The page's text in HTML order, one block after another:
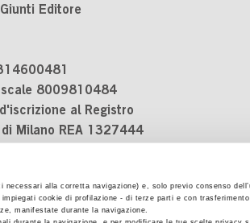
alla corretta navigazione) e, solo previo consenso
cookie di profilazione - di terze parti e con
manifestate durante la navigazione.
Editore
8009810484
al Registro
di Milano REA 1327444